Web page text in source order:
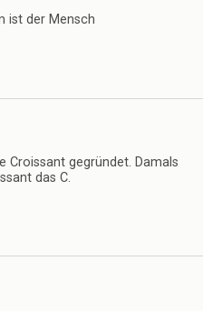
ist der Mensch
Croissant gegründet. Damals
das C.